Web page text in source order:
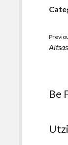
Be